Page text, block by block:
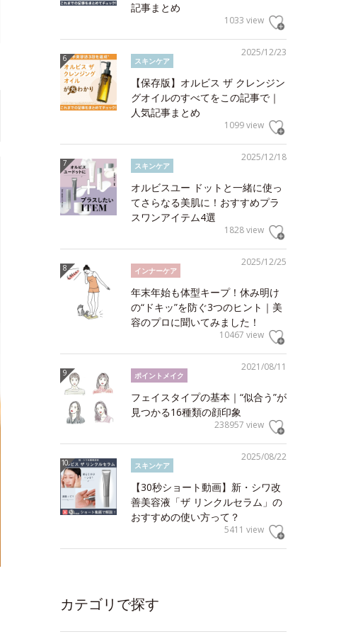
記事まとめ
1033 view
2025/12/23
スキンケア
【保存版】オルビス ザ クレンジン
グオイルのすべてをこの記事で｜
人気記事まとめ
1099 view
2025/12/18
スキンケア
オルビスユー ドットと一緒に使っ
てさらなる美肌に！おすすめプラ
スワンアイテム4選
1828 view
2025/12/25
インナーケア
年末年始も体型キープ！休み明け
の“ドキッ”を防ぐ3つのヒント｜美
容のプロに聞いてみました！
10467 view
2021/08/11
ポイントメイク
フェイスタイプの基本｜“似合う”が
見つかる16種類の顔印象
238957 view
2025/08/22
スキンケア
【30秒ショート動画】新・シワ改
善美容液「ザ リンクルセラム」の
おすすめの使い方って？
5411 view
カテゴリで探す